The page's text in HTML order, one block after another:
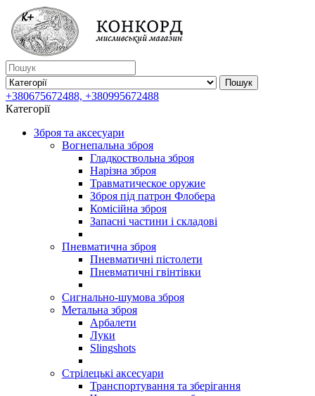
Пошук
+380675672488, +380995672488
Категорії
Зброя та аксесуари
Вогнепальна зброя
Гладкоствольна зброя
Нарізна зброя
Травматическое оружие
Зброя під патрон Флобера
Комісійна зброя
Запасні частини і складові
Пневматична зброя
Пневматичні пістолети
Пневматичні гвінтівки
Сигнально-шумова зброя
Метальна зброя
Арбалети
Луки
Slingshots
Стрілецькі аксесуари
Транспортування та зберігання